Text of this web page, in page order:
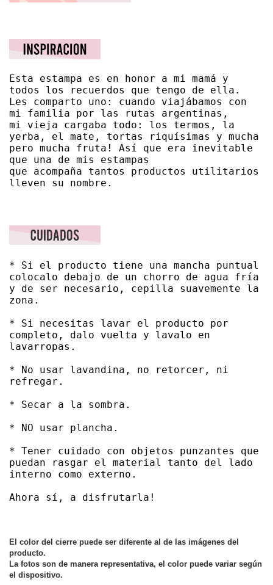
Esta estampa es en honor a mi mamá y
todos los recuerdos que tengo de ella.
Les comparto uno: cuando viajábamos con
mi familia por las rutas argentinas,
mi vieja cargaba todo: los termos, la
yerba, el mate, tortas riquísimas y mucha
pero mucha fruta! Así que era inevitable
que una de mis estampas
​que acompaña tantos productos utilitarios
lleven su nombre.
* Si el producto tiene una mancha puntual
colocalo debajo de un chorro de agua fría
y de ser necesario, cepilla suavemente la
zona.
* Si necesitas lavar el producto por
completo, dalo vuelta y lavalo en
lavarropas.
* No usar lavandina, no retorcer, ni
refregar.
* Secar a la sombra.
* NO usar plancha.
* Tener cuidado con objetos punzantes que
puedan rasgar el material tanto del lado
interno como externo.
Ahora sí, a disfrutarla!
El color del cierre puede ser diferente al de las imágenes del
producto.
La fotos son de manera representativa, el color puede variar según
el dispositivo.